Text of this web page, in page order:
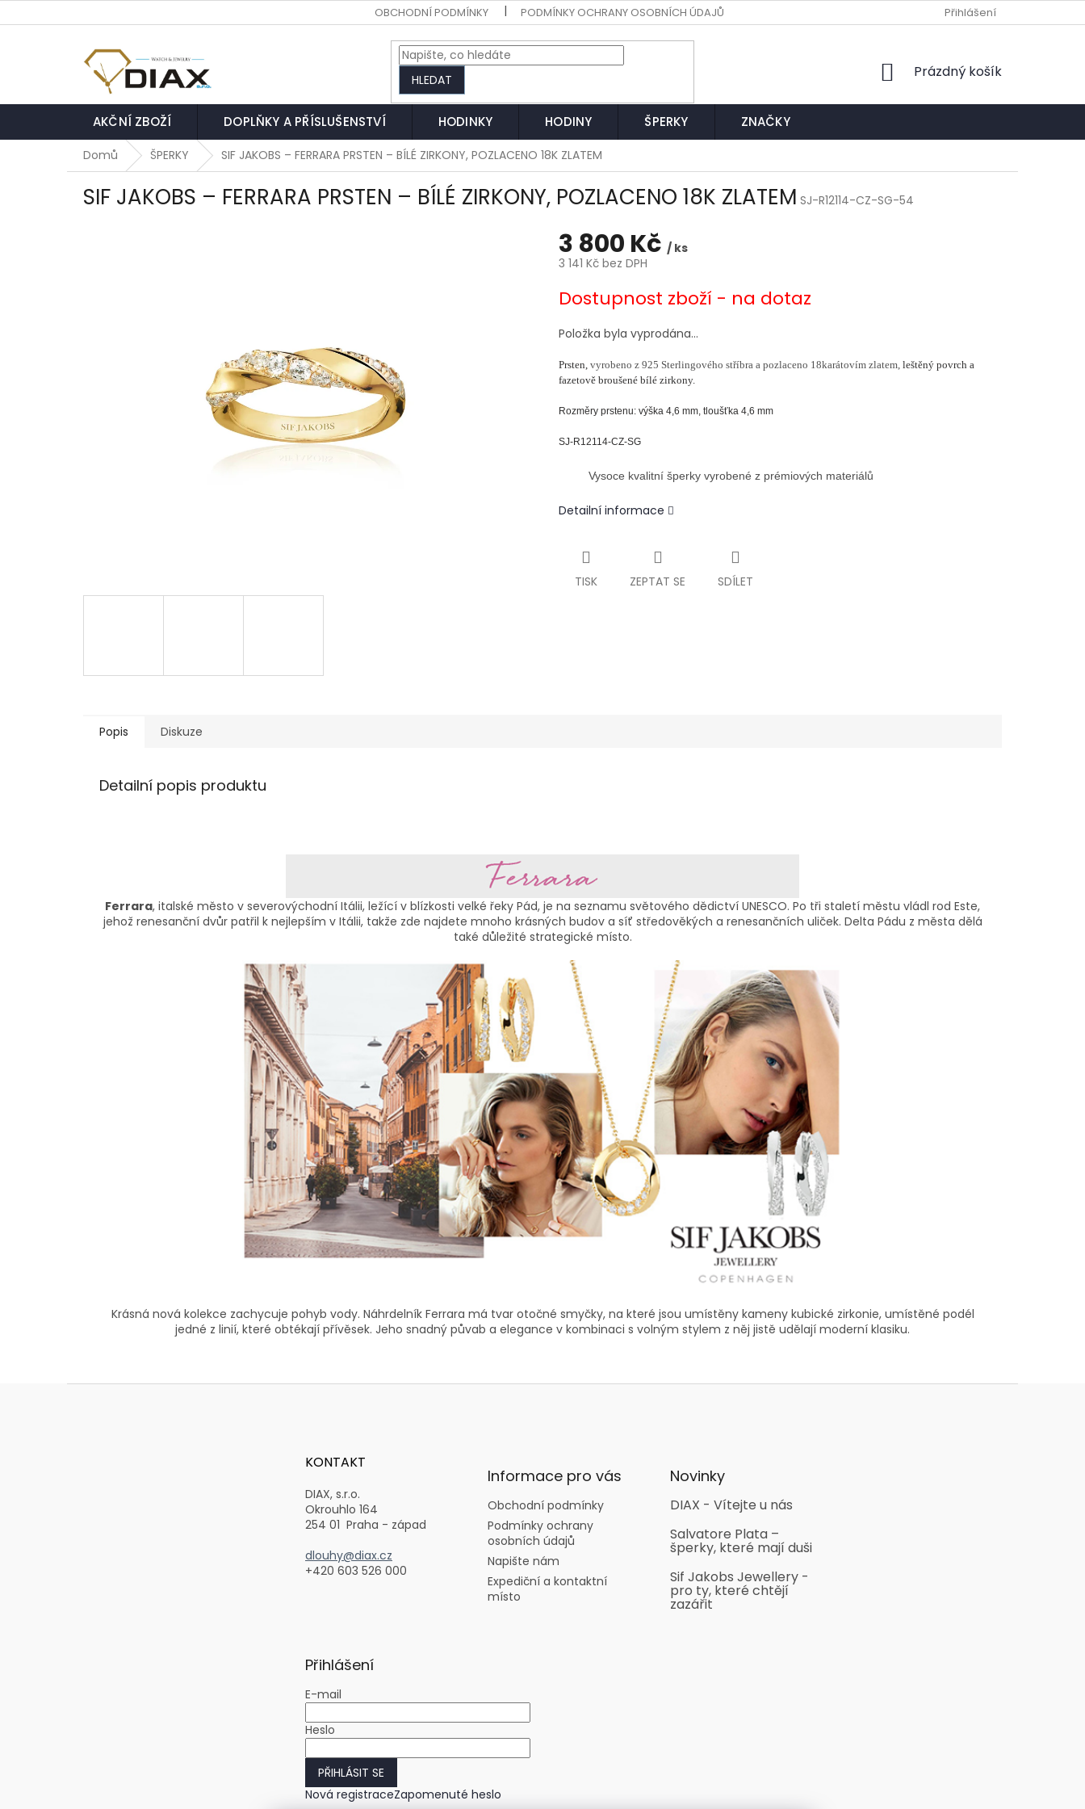
na
OBCHODNÍ PODMÍNKY PODMÍNKY OCHRANY OSOBNÍCH ÚDAJŮ EXPEDIČNÍ A KONTAKTNÍ MÍSTO
Přihlášení
HLEDAT
NÁKUPNÍ
Prázdný košík
AKČNÍ ZBOŽÍ DOPLŇKY A PŘÍSLUŠENSTVÍ HODINKY HODINY ŠPERKY ZNAČKY
Domů ŠPERKY SIF JAKOBS – FERRARA PRSTEN – BÍLÉ ZIRKONY, POZLACENO 18K ZLATEM
SIF JAKOBS – FERRARA PRSTEN – BÍLÉ ZIRKONY, POZLACENO 18K ZLATEM SJ-R12114-CZ-SG-54
3 800 Kč / ks
3 141 Kč bez DPH
cena:
Dostupnost zboží - na dotaz
Položka byla vyprodána…
Prsten, vyrobeno z 925 Sterlingového stříbra a pozlaceno 18karátovím zlatem, leštěný povrch a
fazetově broušené bílé zirkony.
Rozměry prstenu: výška 4,6 mm, tloušťka 4,6 mm
SJ-R12114-CZ-SG
Vysoce kvalitní šperky vyrobené z prémiových materiálů
Detailní informace
TISK ZEPTAT SE SDÍLET
Popis Diskuze
Detailní popis produktu
Ferrara, italské město v severovýchodní Itálii, ležící v blízkosti velké řeky Pád, je na seznamu světového dědictví UNESCO. Po tři staletí městu vládl rod Este,
jehož renesanční dvůr patřil k nejlepším v Itálii, takže zde najdete mnoho krásných budov a síť středověkých a renesančních uliček. Delta Pádu z města dělá
také důležité strategické místo.
Krásná nová kolekce zachycuje pohyb vody. Náhrdelník Ferrara má tvar otočné smyčky, na které jsou umístěny kameny kubické zirkonie, umístěné podél
jedné z linií, které obtékají přívěsek. Jeho snadný půvab a elegance v kombinaci s volným stylem z něj jistě udělají moderní klasiku.
KONTAKT
DIAX, s.r.o.
Okrouhlo 164
254 01 Praha - západ
dlouhy@diax.cz
+420 603 526 000
Informace pro vás
Obchodní podmínky
Podmínky ochrany
osobních údajů
Napište nám
Expediční a kontaktní
místo
Novinky
DIAX - Vítejte u nás
Salvatore Plata –
šperky, které mají duši
Sif Jakobs Jewellery -
pro ty, které chtějí
zazářit
Přihlášení
E-mail
Heslo
PŘIHLÁSIT SE
Nová registraceZapomenuté heslo